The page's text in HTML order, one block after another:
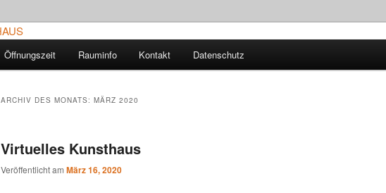
KUNSTHAUS
VIERNHEIM
Öffnungszeit Rauminfo Kontakt Datenschutz
ARCHIV DES MONATS: MÄRZ 2020
Virtuelles Kunsthaus
Veröffentlicht am März 16, 2020